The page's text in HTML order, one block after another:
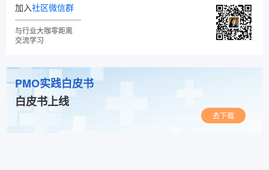
加入社区微信群
与行业大咖零距离
交流学习
PMO实践白皮书
白皮书上线
去下载